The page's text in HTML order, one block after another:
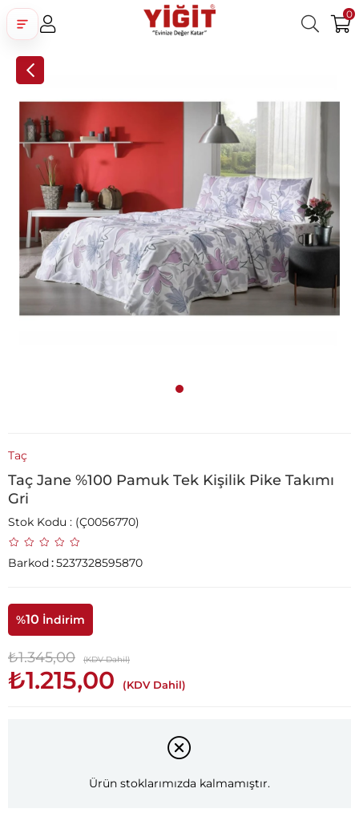
0
Google İle Bağlan
Taç
Taç Jane %100 Pamuk Tek Kişilik Pike Takımı
Gri
Stok Kodu (Ç0056770)
Barkod:5237328595870
%10 İndirim
₺1.345,00 (KDV Dahil)
₺1.215,00 (KDV Dahil)
Ürün stoklarımızda kalmamıştır.